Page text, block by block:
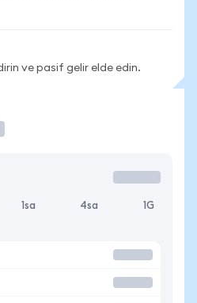
ve pasif gelir elde edin.
1sa 4sa 1G